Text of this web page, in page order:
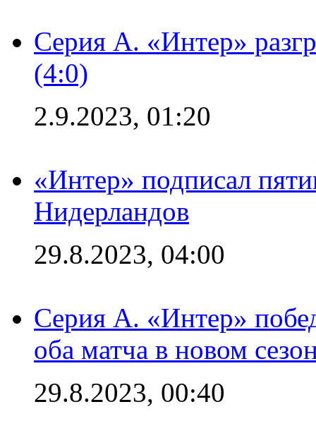
Серия А. «Интер»
(4:0)
2.9.2023, 01:20
«Интер» подписал
Нидерландов
29.8.2023, 04:00
Серия А. «Интер»
оба матча в новом
29.8.2023, 00:40